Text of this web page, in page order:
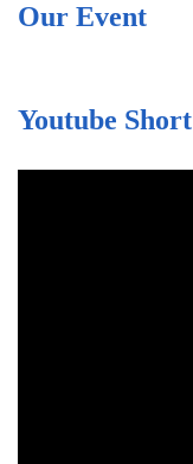
Our Event
Youtube Short